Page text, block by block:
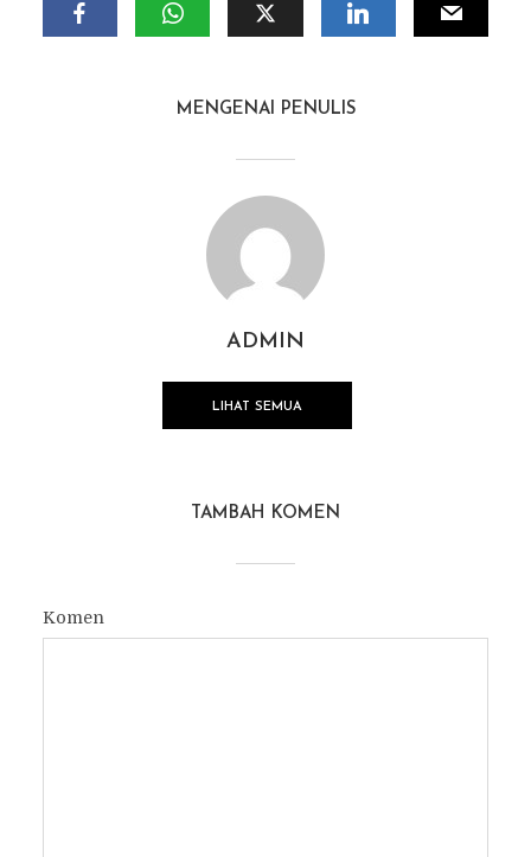
MENGENAI PENULIS
ADMIN
LIHAT SEMUA
TAMBAH KOMEN
Komen